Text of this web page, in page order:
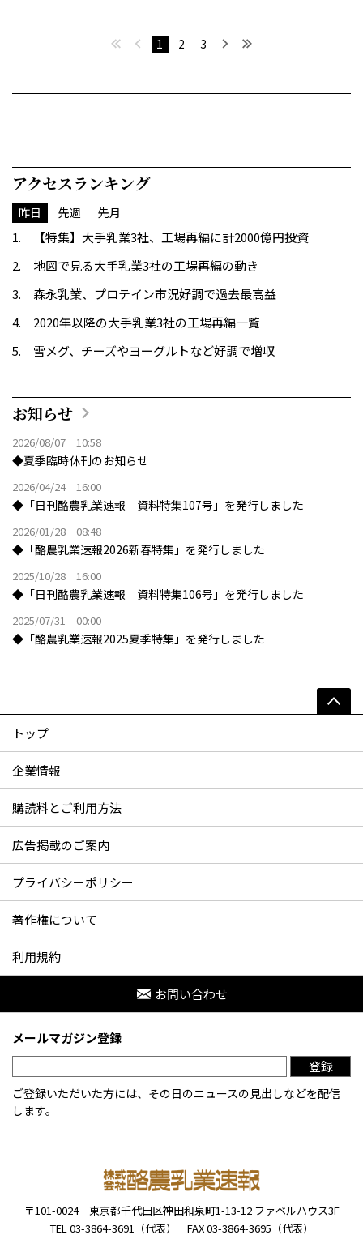
最初へ 前へ
1 2 3 次へ
アクセスランキング
昨日 先週 先月
【特集】大手乳業3社、工場再編に計2000億円投資
地図で見る大手乳業3社の工場再編の動き
森永乳業、プロテイン市況好調で過去最高益
2020年以降の大手乳業3社の工場再編一覧
雪メグ、チーズやヨーグルトなど好調で増収
お知らせ
2026/08/07 10:58
◆夏季臨時休刊のお知らせ
2026/04/24 16:00
◆「日刊酪農乳業速報 資料特集107号」を発行しました
2026/01/28 08:48
◆「酪農乳業速報2026新春特集」を発行しました
2025/10/28 16:00
◆「日刊酪農乳業速報 資料特集106号」を発行しました
2025/07/31 00:00
◆「酪農乳業速報2025夏季特集」を発行しました
トップ
企業情報
購読料とご利用方法
広告掲載のご案内
プライバシーポリシー
著作権について
利用規約
お問い合わせ
〒101-0024 東京都千代田区神田和泉町1-13-12 ファベルハウス3F
TEL 03-3864-3691（代表）
FAX 03-3864-3695（代表）
メールマガジン登録
登録
ご登録いただいた方には、その日のニュースの見出しなどを配信
します。